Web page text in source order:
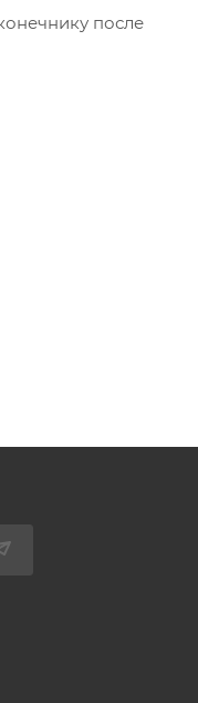
после